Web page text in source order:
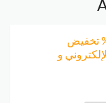
خصم الفطيم إيس 10% تخفيض
و